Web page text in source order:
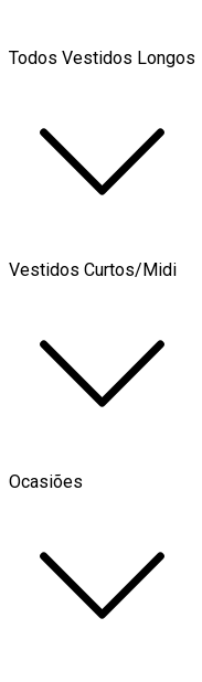
Todos Vestidos Longos
Vestidos Curtos/Midi
Ocasiões